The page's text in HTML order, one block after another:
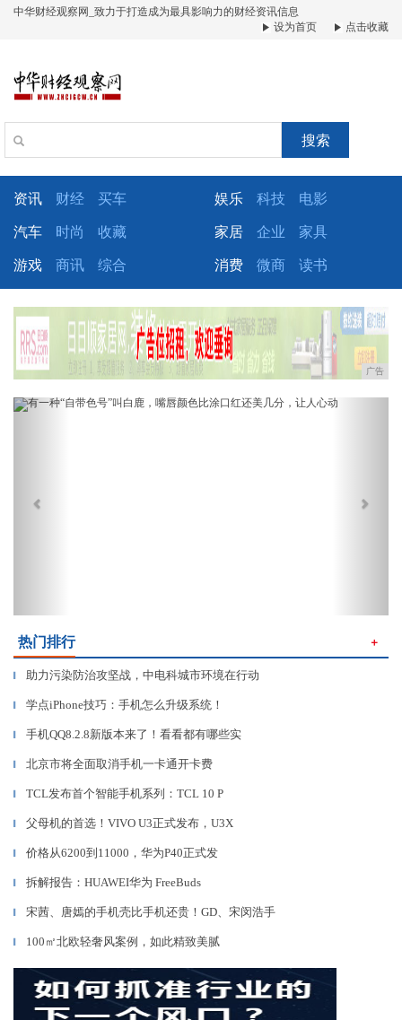
中华财经观察网_致力于打造成为最具影响力的财经资讯信息
设为首页
点击收藏
搜索
资讯 财经 买车 娱乐 科技 电影
汽车 时尚 收藏 家居 企业 家具
游戏 商讯 综合 消费 微商 读书
广告
Previous
热门排行 ＋
▎ 助力污染防治攻坚战，中电科城市环境在行动
▎ 学点iPhone技巧：手机怎么升级系统！
▎ 手机QQ8.2.8新版本来了！看看都有哪些实
▎ 北京市将全面取消手机一卡通开卡费
▎ TCL发布首个智能手机系列：TCL 10 P
▎ 父母机的首选！VIVO U3正式发布，U3X
▎ 价格从6200到11000，华为P40正式发
▎ 拆解报告：HUAWEI华为 FreeBuds
▎ 宋茜、唐嫣的手机壳比手机还贵！GD、宋闵浩手
▎ 100㎡北欧轻奢风案例，如此精致美腻